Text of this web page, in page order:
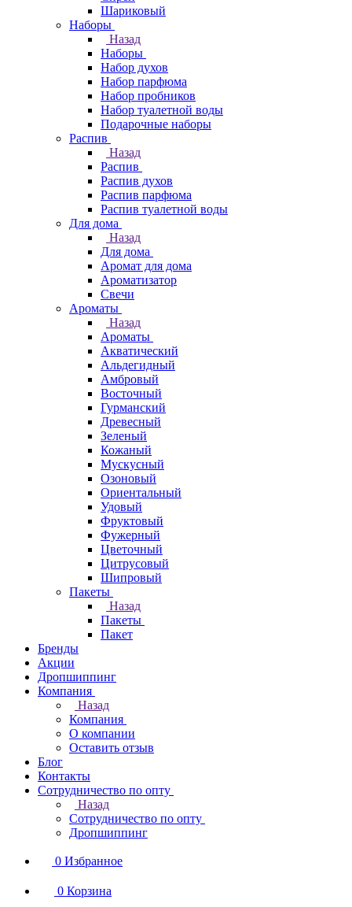
Шариковый
Наборы
Назад
Наборы
Набор духов
Набор парфюма
Набор пробников
Набор туалетной воды
Подарочные наборы
Распив
Назад
Распив
Распив духов
Распив парфюма
Распив туалетной воды
Для дома
Назад
Для дома
Аромат для дома
Ароматизатор
Свечи
Ароматы
Назад
Ароматы
Акватический
Альдегидный
Амбровый
Восточный
Гурманский
Древесный
Зеленый
Кожаный
Мускусный
Озоновый
Ориентальный
Удовый
Фруктовый
Фужерный
Цветочный
Цитрусовый
Шипровый
Пакеты
Назад
Пакеты
Пакет
Бренды
Акции
Дропшиппинг
Компания
Назад
Компания
О компании
Оставить отзыв
Блог
Контакты
Сотрудничество по опту
Назад
Сотрудничество по опту
Дропшиппинг
0 Избранное
0 Корзина